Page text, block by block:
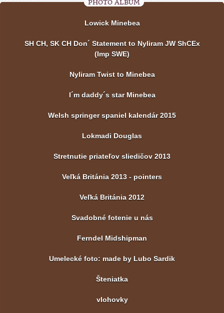
PHOTO ALBUM
Lowick Minebea
SH CH, SK CH Don´ Statement to Nyliram JW ShCEx
(Imp SWE)
Nyliram Twist to Minebea
I´m daddy´s star Minebea
Welsh springer spaniel kalendár 2015
Lokmadi Douglas
Stretnutie priateľov sliedičov 2013
Veľká Británia 2013 - pointers
Veľká Británia 2012
Svadobné fotenie u nás
Ferndel Midshipman
Umelecké foto: made by Lubo Sardik
Šteniatka
vlohovky